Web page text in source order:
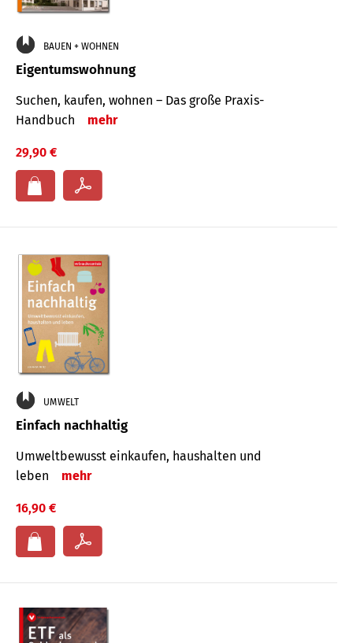
BAUEN + WOHNEN
Eigentumswohnung
Suchen, kaufen, wohnen – Das große Praxis-
Handbuch
mehr
29,90 €
UMWELT
Einfach nachhaltig
Umweltbewusst einkaufen, haushalten und
leben
mehr
16,90 €